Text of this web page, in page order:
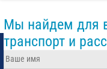
Мы найдем для
транспорт и